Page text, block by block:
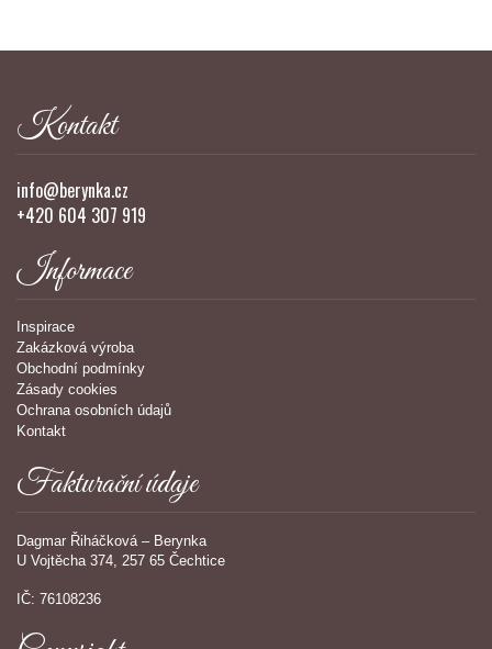
Kontakt
info@berynka.cz
+420 604 307 919
Informace
Inspirace
Zakázková výroba
Obchodní podmínky
Zásady cookies
Ochrana osobních údajů
Kontakt
Fakturační údaje
Dagmar Řiháčková – Berynka
U Vojtěcha 374, 257 65 Čechtice
IČ: 76108236